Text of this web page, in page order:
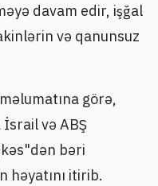
davam edir, işğal
və qanunsuz
görə,
və ABŞ
bəri
həyatını itirib.